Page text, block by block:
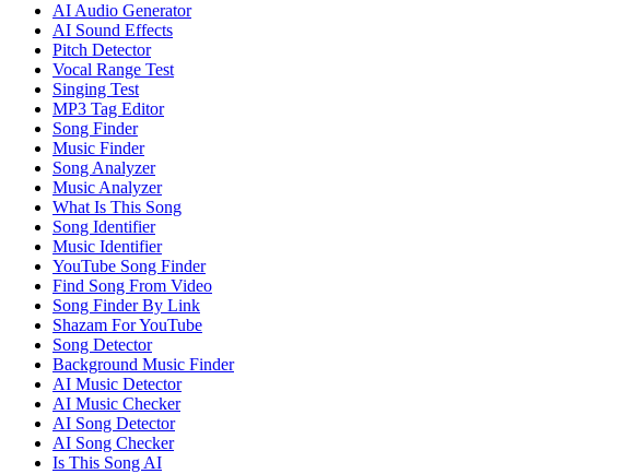
AI Audio Generator
AI Sound Effects
Pitch Detector
Vocal Range Test
Singing Test
MP3 Tag Editor
Song Finder
Music Finder
Song Analyzer
Music Analyzer
What Is This Song
Song Identifier
Music Identifier
YouTube Song Finder
Find Song From Video
Song Finder By Link
Shazam For YouTube
Song Detector
Background Music Finder
AI Music Detector
AI Music Checker
AI Song Detector
AI Song Checker
Is This Song AI